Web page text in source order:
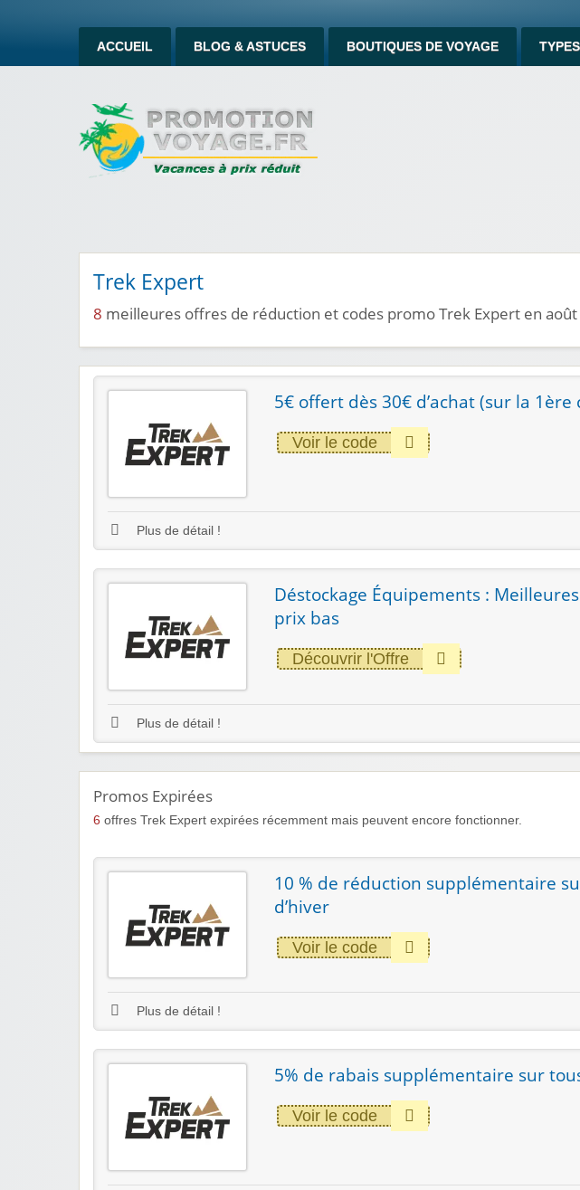
ACCUEIL BLOG & ASTUCES BOUTIQUES DE VOYAGE
Trek Expert
8 meilleures offres de réduction et codes promo Trek Expert en
5€ offert dès 30€ d’achat (sur la 1ère
Voir le code
Plus de détail !
Déstockage Équipements :
prix bas
Découvrir l'Offre
Plus de détail !
Promos Expirées
6 offres Trek Expert expirées récemment mais peuvent encore fonctionner.
10 % de réduction supplémentaire
d’hiver
Voir le code
Plus de détail !
5% de rabais supplémentaire sur
Voir le code